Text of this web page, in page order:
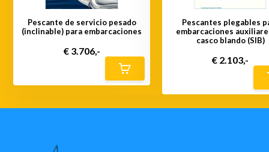
Pescante de servicio pesado
(inclinable) para embarcaciones
€ 3.706,-
Pescantes plegables
embarcaciones
casco blando (SIB)
€ 2.103,-